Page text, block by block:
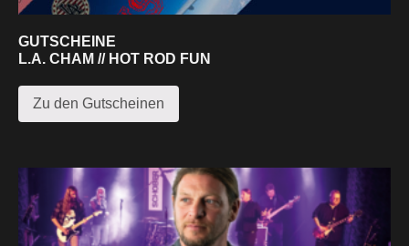
GUTSCHEINE
L.A. CHAM // HOT ROD FUN
Zu den Gutscheinen